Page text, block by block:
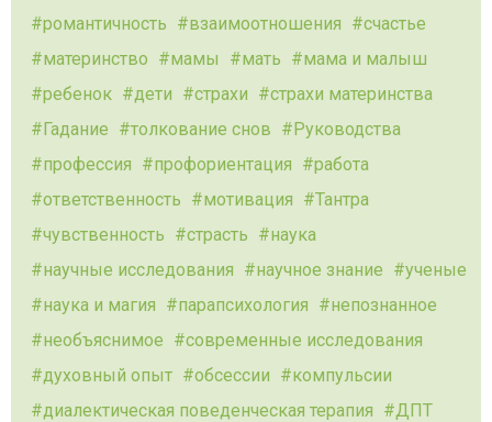
романтичность
взаимоотношения
счастье
материнство
мамы мать
мама и малыш
ребенок
дети страхи
страхи материнства
Гадание
толкование снов
Руководства
профессия
профориентация
работа
ответственность
мотивация
Тантра
чувственность
страсть
наука
научные исследования
научное знание
ученые
наука и магия
парапсихология
непознанное
необъяснимое
современные исследования
духовный опыт
обсессии
компульсии
диалектическая поведенческая терапия
ДПТ